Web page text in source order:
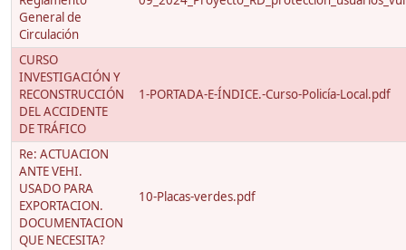
General de
Circulación
CURSO
INVESTIGACIÓN Y
RECONSTRUCCIÓN
DEL ACCIDENTE
DE TRÁFICO
1-PORTADA-E-ÍNDICE.-Curso-Policía-Local.pdf
Re: ACTUACION
ANTE VEHI.
USADO PARA
EXPORTACION.
DOCUMENTACION
QUE NECESITA?
10-Placas-verdes.pdf